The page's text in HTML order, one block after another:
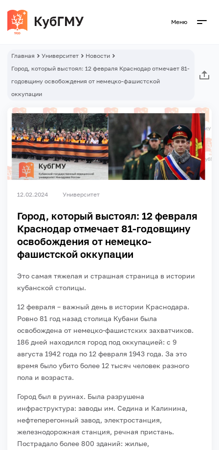
Меню
Главная Университет
Новости
Город, который выстоял: 12 февраля Краснодар отмечает 81-
годовщину освобождения от немецко-фашистской
оккупации
12.02.2024 Университет
Город, который выстоял: 12 февраля
Краснодар отмечает 81-годовщину
освобождения от немецко-
фашистской оккупации
Это самая тяжелая и страшная страница в истории
кубанской столицы.
12 февраля – важный день в истории Краснодара.
Ровно 81 год назад столица Кубани была
освобождена от немецко-фашистских захватчиков.
186 дней находился город под оккупацией: с 9
августа 1942 года по 12 февраля 1943 года. За это
время было убито более 12 тысяч человек разного
пола и возраста.
Город был в руинах. Была разрушена
инфраструктура: заводы им. Седина и Калинина,
нефтеперегонный завод, электростанция,
железнодорожная станция, речная пристань.
Пострадало более 800 зданий: жилые,